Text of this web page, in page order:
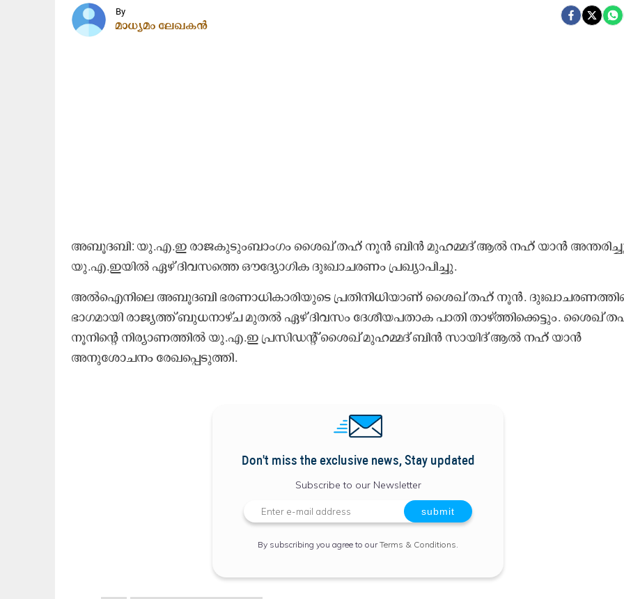
By
മാധ്യമം ലേഖകൻ
അബൂദബി: യു.എ.ഇ രാജകുടുംബാംഗം ശൈഖ് തഹ് നൂൻ ബിൻ മുഹമ്മദ് ആൽ നഹ് യാൻ
യു.എ.ഇയിൽ ഏഴ് ദിവസത്തെ ഔദ്യോഗിക ദുഃഖാചരണം പ്രഖ്യാപിച്ചു.
അൽഐനിലെ അബൂദബി ഭരണാധികാരിയുടെ പ്രതിനിധിയാണ് ശൈഖ് തഹ് നൂൻ.
ഭാഗമായി രാജ്യത്ത് ബുധനാഴ്ച മുതൽ ഏഴ് ദിവസം ദേശീയപതാക പാതി താഴ്ത്തിക്കെട്ടും. ശൈഖ്
നൂനിന്റെ നിര്യാണത്തിൽ യു.എ.ഇ പ്രസിഡന്റ് ശൈഖ് മുഹമ്മദ് ബിൻ സായിദ് ആൽ നഹ് യാൻ
അനുശോചനം രേഖപ്പെടുത്തി.
Don't miss the exclusive news, Stay updated
Subscribe to our Newsletter
By subscribing you agree to ourTerms & Conditions